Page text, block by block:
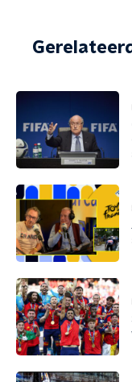
Gerelateerd